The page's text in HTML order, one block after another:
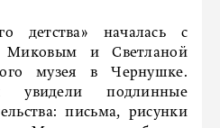
детства» началась с
Миковым и Светланой
музея в Чернушке.
увидели подлинные
письма, рисунки